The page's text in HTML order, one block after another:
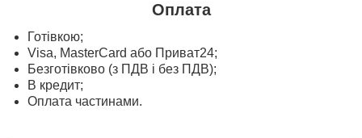
Оплата
Готівкою;
Visa, MasterСard або Приват24;
Безготівково (з ПДВ і без ПДВ);
В кредит;
Оплата частинами.